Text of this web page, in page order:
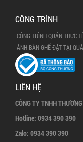
CÔNG TRÌNH
CÔNG TRÌNH QUÁN THỰC
ẢNH BÀN GHẾ ĐẶT TẠI
LIÊN HỆ
CÔNG TY TNHH
Hotline: 0934 390 390
Zalo: 0934 390 390